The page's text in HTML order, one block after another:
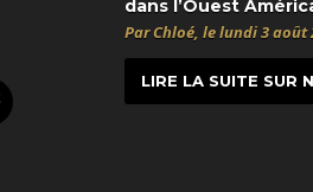
Twitter
dans l’Ouest
Par Chloé, le lundi 3 août
LIRE LA SUITE SUR